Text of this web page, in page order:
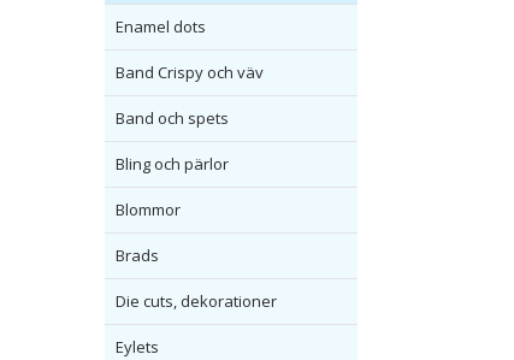
Enamel dots
Band Crispy och väv
Band och spets
Bling och pärlor
Blommor
Brads
Die cuts, dekorationer
Eylets